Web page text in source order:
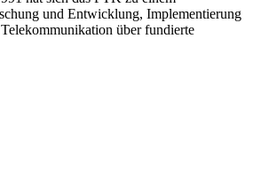
und Entwicklung, Implementierung
über fundierte